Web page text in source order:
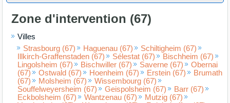
Zone d'intervention (67)
Villes
Strasbourg (67)
Haguenau (67)
Schiltigheim (67)
Illkirch-Graffenstaden (67)
Sélestat (67)
Bischheim (67)
Lingolsheim (67)
Bischwiller (67) Saverne (67)
Obernai
(67)
Ostwald (67) Hoenheim (67) Erstein (67)
Brumath
(67)
Molsheim (67)
Wissembourg (67)
Souffelweyersheim (67)
Geispolsheim (67)
Barr (67)
Eckbolsheim (67)
Wantzenau (67)
Mutzig (67)